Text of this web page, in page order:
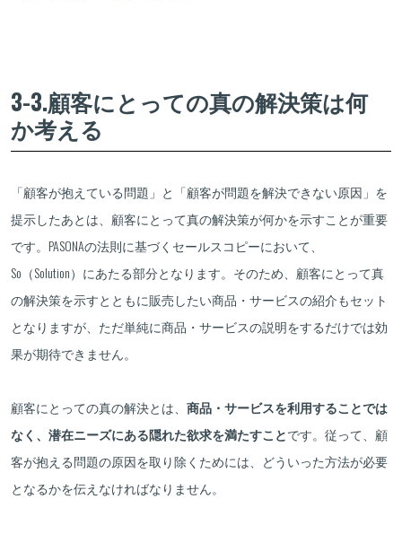
3-3.顧客にとっての真の解決策は何
か考える
「顧客が抱えている問題」と「顧客が問題を解決できない原因」を
提示したあとは、顧客にとって真の解決策が何かを示すことが重要
です。PASONAの法則に基づくセールスコピーにおいて、
So（Solution）にあたる部分となります。そのため、顧客にとって真
の解決策を示すとともに販売したい商品・サービスの紹介もセット
となりますが、ただ単純に商品・サービスの説明をするだけでは効
果が期待できません。
顧客にとっての真の解決とは、 商品・サービスを利用することでは
なく、潜在ニーズにある隠れた欲求を満たすことです。従って、顧
客が抱える問題の原因を取り除くためには、どういった方法が必要
となるかを伝えなければなりません。